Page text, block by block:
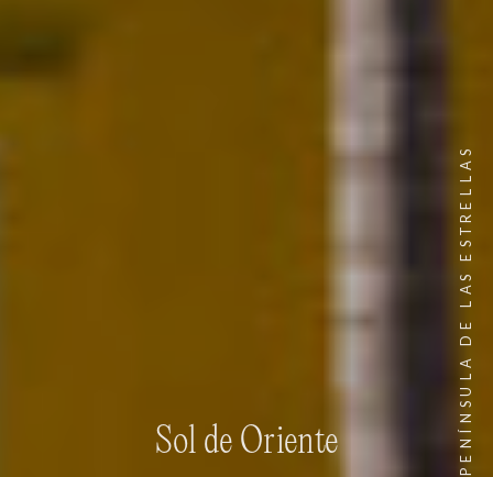
Sol de Oriente PENÍNSULA DE LAS ESTRELLAS